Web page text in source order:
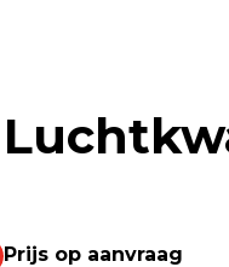
Prijs op aanvraag